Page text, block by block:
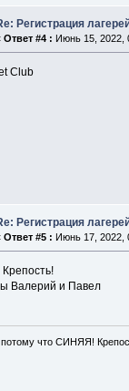
Регистрация
Ответ #4 : Июнь 15, 2022,
Club
Регистрация
Ответ #5 : Июнь 17, 2022,
Валерий и Павел
что СИНЯЯ!